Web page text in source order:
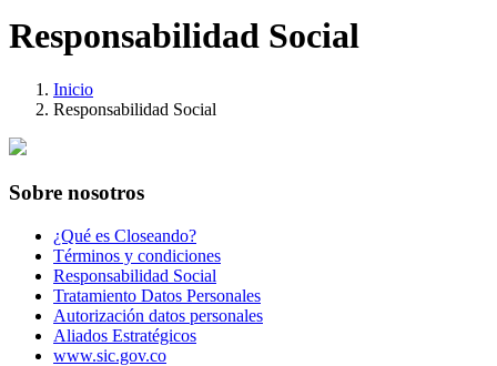
Responsabilidad Social
Inicio
Responsabilidad Social
Sobre nosotros
¿Qué es Closeando?
Términos y condiciones
Responsabilidad Social
Tratamiento Datos Personales
Autorización datos personales
Aliados Estratégicos
www.sic.gov.co